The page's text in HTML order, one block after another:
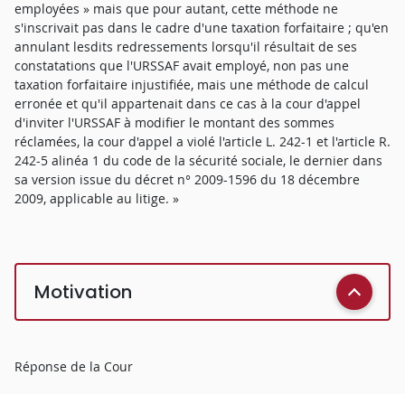
employées » mais que pour autant, cette méthode ne
s'inscrivait pas dans le cadre d'une taxation forfaitaire ; qu'en
annulant lesdits redressements lorsqu'il résultait de ses
constatations que l'URSSAF avait employé, non pas une
taxation forfaitaire injustifiée, mais une méthode de calcul
erronée et qu'il appartenait dans ce cas à la cour d'appel
d'inviter l'URSSAF à modifier le montant des sommes
réclamées, la cour d'appel a violé l'article L. 242-1 et l'article R.
242-5 alinéa 1 du code de la sécurité sociale, le dernier dans
sa version issue du décret n° 2009-1596 du 18 décembre
2009, applicable au litige. »
Motivation
Réponse de la Cour